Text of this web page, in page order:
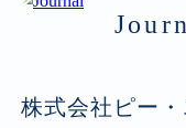
株式会社ピー